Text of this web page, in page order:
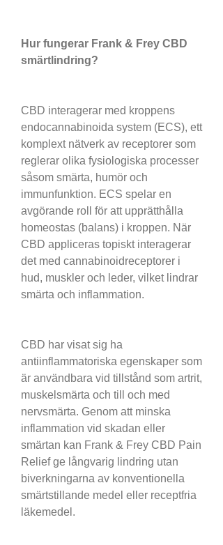
Hur fungerar Frank & Frey CBD
smärtlindring?
CBD interagerar med kroppens
endocannabinoida system (ECS), ett
komplext nätverk av receptorer som
reglerar olika fysiologiska processer
såsom smärta, humör och
immunfunktion. ECS spelar en
avgörande roll för att upprätthålla
homeostas (balans) i kroppen. När
CBD appliceras topiskt interagerar
det med cannabinoidreceptorer i
hud, muskler och leder, vilket lindrar
smärta och inflammation.
CBD har visat sig ha
antiinflammatoriska egenskaper som
är användbara vid tillstånd som artrit,
muskelsmärta och till och med
nervsmärta. Genom att minska
inflammation vid skadan eller
smärtan kan Frank & Frey CBD Pain
Relief ge långvarig lindring utan
biverkningarna av konventionella
smärtstillande medel eller receptfria
läkemedel.